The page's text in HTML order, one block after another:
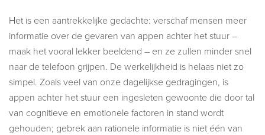
Het is een aantrekkelijke gedachte: verschaf mensen meer
informatie over de gevaren van appen achter het stuur –
maak het vooral lekker beeldend – en ze zullen minder snel
naar de telefoon grijpen. De werkelijkheid is helaas niet zo
simpel. Zoals veel van onze dagelijkse gedragingen, is
appen achter het stuur een ingesleten gewoonte die door tal
van cognitieve en emotionele factoren in stand wordt
gehouden; gebrek aan rationele informatie is niet één van